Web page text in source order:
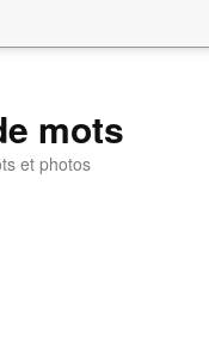
mots
et photos